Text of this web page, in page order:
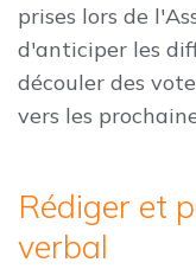
prises lors de
d'anticiper les
découler des
vers les
Rédiger et
verbal